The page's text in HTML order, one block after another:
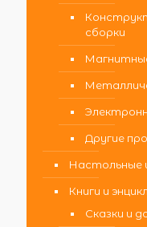
сборки
Другие
Настольные
Книги и
Сказки и